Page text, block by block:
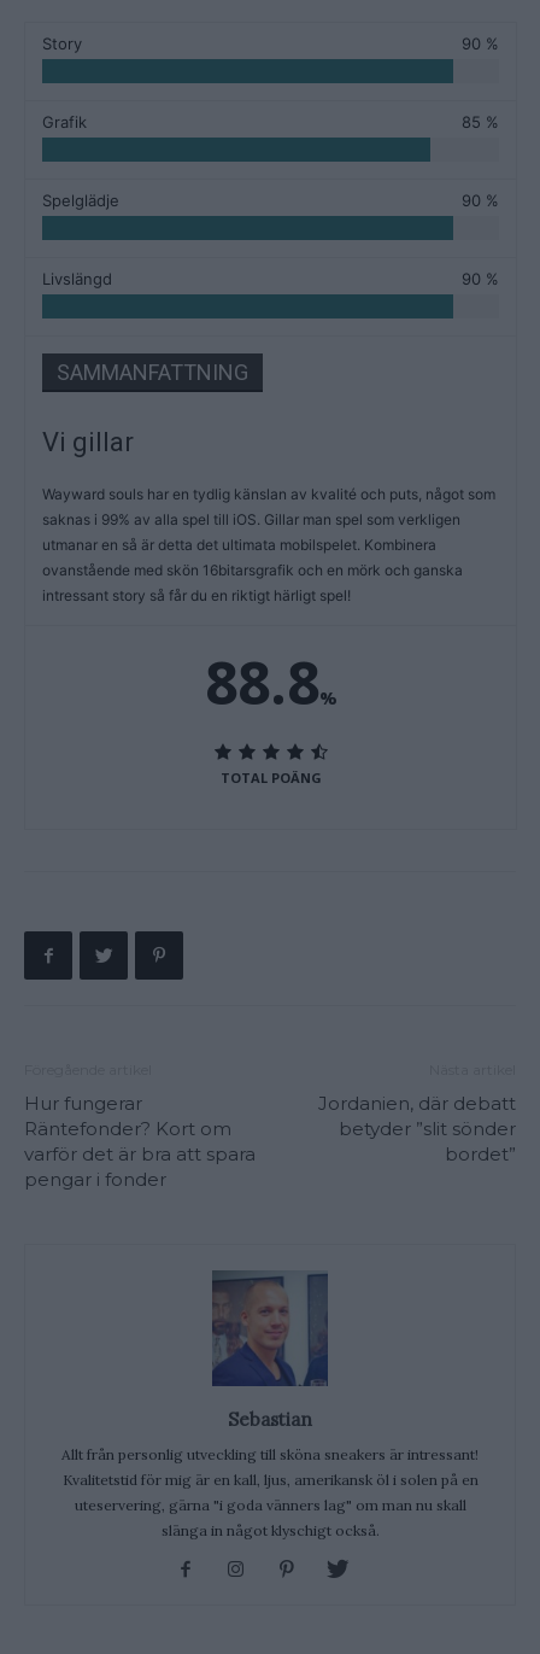
Story 90 %
Grafik 85 %
Spelglädje 90 %
Livslängd 90 %
SAMMANFATTNING
Vi gillar
Wayward souls har en tydlig känslan av kvalité och puts, något som
saknas i 99% av alla spel till iOS. Gillar man spel som verkligen
utmanar en så är detta det ultimata mobilspelet. Kombinera
ovanstående med skön 16bitarsgrafik och en mörk och ganska
intressant story så får du en riktigt härligt spel!
88.8%
TOTAL POÄNG
Hur fungerar
Räntefonder? Kort om
varför det är bra att spara
pengar i fonder
Jordanien, där debatt
betyder ”slit sönder
bordet”
Sebastian
Allt från personlig utveckling till sköna sneakers är intressant!
Kvalitetstid för mig är en kall, ljus, amerikansk öl i solen på en
uteservering, gärna "i goda vänners lag" om man nu skall
slänga in något klyschigt också.